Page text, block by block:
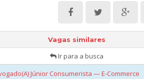
Vagas similares
Ir para a busca
Júnior Consumerista — E-Commerce